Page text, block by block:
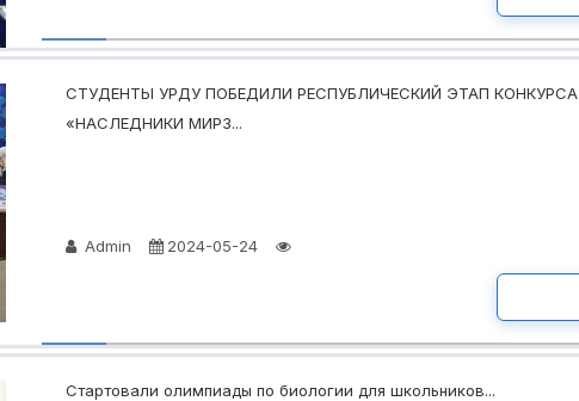
СТУДЕНТЫ УРДУ ПОБЕДИЛИ РЕСПУБЛИЧЕСКИЙ ЭТАП КОНКУРСА
«НАСЛЕДНИКИ МИРЗ...
Admin 2024-05-24
Стартовали олимпиады по биологии для школьников...